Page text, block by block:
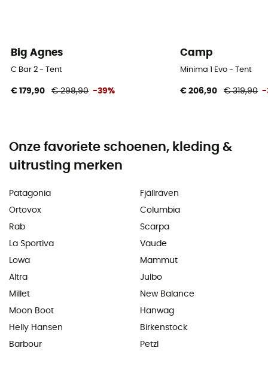
Big Agnes
C Bar 2 - Tent
€ 179,90 € 298,90 -39%
Camp
Minima 1 Evo - Tent
€ 206,90 € 319,90 -
Onze favoriete schoenen, kleding &
uitrusting merken
Patagonia
Ortovox
Rab
La Sportiva
Lowa
Altra
Millet
Moon Boot
Helly Hansen
Barbour
Fjällräven
Columbia
Scarpa
Vaude
Mammut
Julbo
New Balance
Hanwag
Birkenstock
Petzl